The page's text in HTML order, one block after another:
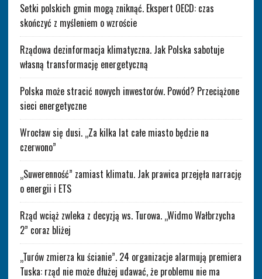
Setki polskich gmin mogą zniknąć. Ekspert OECD: czas
skończyć z myśleniem o wzroście
Rządowa dezinformacja klimatyczna. Jak Polska sabotuje
własną transformację energetyczną
Polska może stracić nowych inwestorów. Powód? Przeciążone
sieci energetyczne
Wrocław się dusi. „Za kilka lat całe miasto będzie na
czerwono”
„Suwerenność” zamiast klimatu. Jak prawica przejęła narrację
o energii i ETS
Rząd wciąż zwleka z decyzją ws. Turowa. „Widmo Wałbrzycha
2” coraz bliżej
„Turów zmierza ku ścianie”. 24 organizacje alarmują premiera
Tuska: rząd nie może dłużej udawać, że problemu nie ma